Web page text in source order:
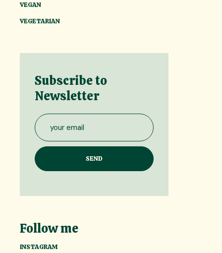
VEGAN
VEGETARIAN
Subscribe to
Newsletter
Follow me
INSTAGRAM